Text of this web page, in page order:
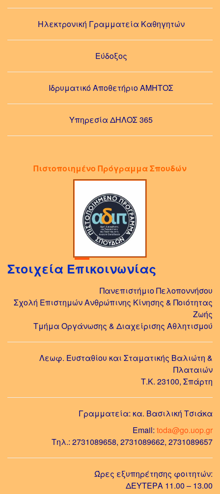
Ηλεκτρονική Γραμματεία Καθηγητών
Εύδοξος
Ιδρυματικό Αποθετήριο ΑΜΗΤΟΣ
Υπηρεσία ΔΗΛΟΣ 365
Πιστοποιημένο Πρόγραμμα Σπουδών
Στοιχεία Επικοινωνίας
Πανεπιστήμιο Πελοποννήσου
Σχολή Επιστημών Ανθρώπινης Κίνησης & Ποιότητας
Ζωής
Τμήμα Οργάνωσης & Διαχείρισης Αθλητισμού
Λεωφ. Ευσταθίου και Σταματικής Βαλιώτη &
Πλαταιών
Τ.Κ. 23100, Σπάρτη
Γραμματεία: κα. Βασιλική Τσιάκα
Email: toda@go.uop.gr
Τηλ.: 2731089658, 2731089662, 2731089657
Ώρες εξυπηρέτησης φοιτητών:
ΔΕΥΤΕΡΑ 11.00 – 13.00